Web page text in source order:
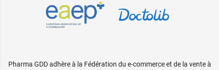
Pharma GDD adhère à la Fédération du e-commerce et de la vente à